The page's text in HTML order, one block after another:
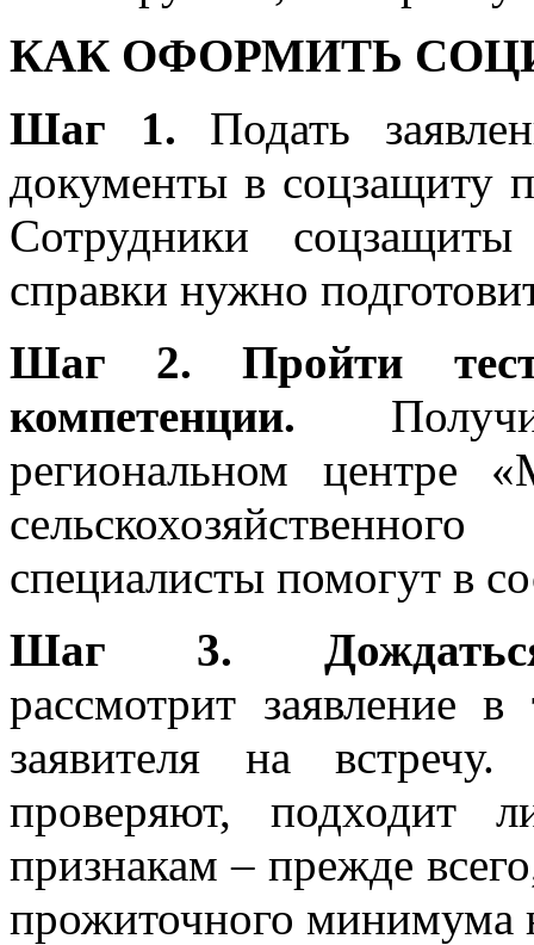
КАК ОФОРМИТЬ
Шаг 1. Подать
документы в соцзащиту
Сотрудники
справки нужно
Шаг 2. Пройти тест
компетенции.
региональном центре
специалисты помогут в
Шаг 3.
рассмотрит заявление
заявителя на
проверяют, подходит
признакам – прежде
прожиточного минимума